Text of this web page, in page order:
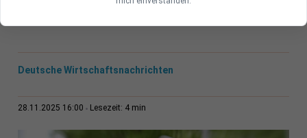
Stärke behält oder an Dynamik verliert?
Deutsche Wirtschaftsnachrichten
28.11.2025 16:00 Lesezeit: 4 min